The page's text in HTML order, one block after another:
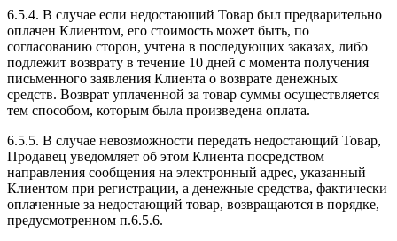
6.5.4. В случае если недостающий Товар был предварительно
оплачен Клиентом, его стоимость может быть, по
согласованию сторон, учтена в последующих заказах, либо
подлежит возврату в течение 10 дней с момента получения
письменного заявления Клиента о возврате денежных
средств. Возврат уплаченной за товар суммы осуществляется
тем способом, которым была произведена оплата.
6.5.5. В случае невозможности передать недостающий Товар,
Продавец уведомляет об этом Клиента посредством
направления сообщения на электронный адрес, указанный
Клиентом при регистрации, а денежные средства, фактически
оплаченные за недостающий товар, возвращаются в порядке,
предусмотренном п.6.5.6.